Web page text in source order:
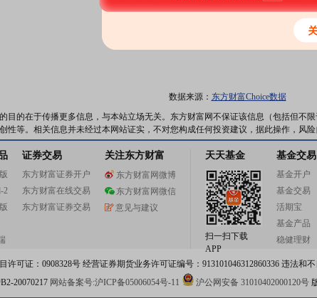
数据来源： 东方财富Choice数据
目的在于传播更多信息，与本站立场无关。东方财富网不保证该信息（包括但不
性等。相关信息并未经过本网站证实，不对您构成任何投资建议，据此操作，风险
2
证券交易
东方财富证券开户
东方财富在线交易
东方财富证券交易
关注东方财富
东方财富网微博
东方财富网微信
意见与建议
天天基金
扫一扫下载
APP
基金交易
基金开户
基金交易
活期宝
基金产品
稳健理财
许可证：0908328号 经营证券期货业务许可证编号：913101046312860336 违法和不
20070217 网站备案号:沪ICP备05006054号-11 沪公网安备 31010402000120号